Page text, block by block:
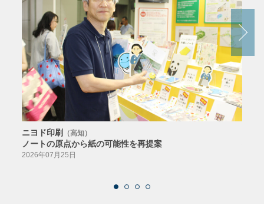
ニヨド印刷 （高知）
ノートの原点から紙の可能性を再提案
2026年07月25日